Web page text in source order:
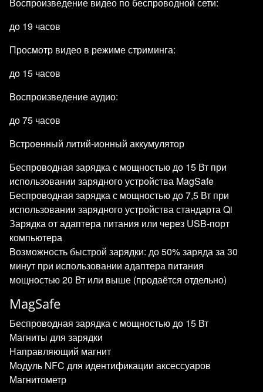
до 19 часов
Просмотр видео в режиме стриминга:
до 15 часов
Воспроизведение аудио:
до 75 часов
Встроенный литий-ионный аккумулятор
Беспроводная зарядка с мощностью до 15 Вт при
использовании зарядного устройства MagSafe
Беспроводная зарядка с мощностью до 7,5 Вт при
использовании зарядного устройства стандарта Qi
Зарядка от адаптера питания или через USB‑порт
компьютера
Возможность быстрой зарядки: до 50% заряда за 30
минут при использовании адаптера питания
мощностью 20 Вт или выше (продаётся отдельно)
MagSafe
Беспроводная зарядка с мощностью до 15 Вт
Магниты для зарядки
Направляющий магнит
Модуль NFC для идентификации аксессуаров
Магнитометр